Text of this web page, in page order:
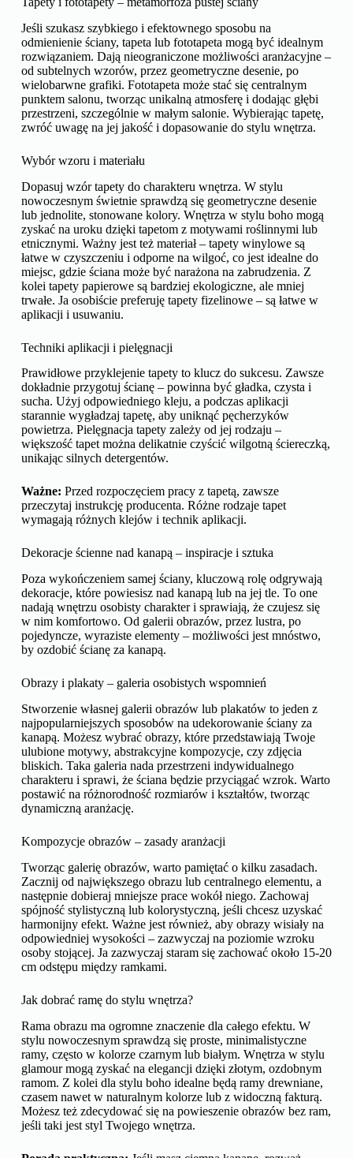
Jeśli szukasz szybkiego i efektownego sposobu na
odmienienie ściany, tapeta lub fototapeta mogą być idealnym
rozwiązaniem. Dają nieograniczone możliwości aranżacyjne –
od subtelnych wzorów, przez geometryczne desenie, po
wielobarwne grafiki. Fototapeta może stać się centralnym
punktem salonu, tworząc unikalną atmosferę i dodając głębi
przestrzeni, szczególnie w małym salonie. Wybierając tapetę,
zwróć uwagę na jej jakość i dopasowanie do stylu wnętrza.
Wybór wzoru i materiału
Dopasuj wzór tapety do charakteru wnętrza. W stylu
nowoczesnym świetnie sprawdzą się geometryczne desenie
lub jednolite, stonowane kolory. Wnętrza w stylu boho mogą
zyskać na uroku dzięki tapetom z motywami roślinnymi lub
etnicznymi. Ważny jest też materiał – tapety winylowe są
łatwe w czyszczeniu i odporne na wilgoć, co jest idealne do
miejsc, gdzie ściana może być narażona na zabrudzenia. Z
kolei tapety papierowe są bardziej ekologiczne, ale mniej
trwałe. Ja osobiście preferuję tapety fizelinowe – są łatwe w
aplikacji i usuwaniu.
Techniki aplikacji i pielęgnacji
Prawidłowe przyklejenie tapety to klucz do sukcesu. Zawsze
dokładnie przygotuj ścianę – powinna być gładka, czysta i
sucha. Użyj odpowiedniego kleju, a podczas aplikacji
starannie wygładzaj tapetę, aby uniknąć pęcherzyków
powietrza. Pielęgnacja tapety zależy od jej rodzaju –
większość tapet można delikatnie czyścić wilgotną ściereczką,
unikając silnych detergentów.
Ważne: Przed rozpoczęciem pracy z tapetą, zawsze
przeczytaj instrukcję producenta. Różne rodzaje tapet
wymagają różnych klejów i technik aplikacji.
Dekoracje ścienne nad kanapą – inspiracje i sztuka
Poza wykończeniem samej ściany, kluczową rolę odgrywają
dekoracje, które powiesisz nad kanapą lub na jej tle. To one
nadają wnętrzu osobisty charakter i sprawiają, że czujesz się
w nim komfortowo. Od galerii obrazów, przez lustra, po
pojedyncze, wyraziste elementy – możliwości jest mnóstwo,
by ozdobić ścianę za kanapą.
Obrazy i plakaty – galeria osobistych wspomnień
Stworzenie własnej galerii obrazów lub plakatów to jeden z
najpopularniejszych sposobów na udekorowanie ściany za
kanapą. Możesz wybrać obrazy, które przedstawiają Twoje
ulubione motywy, abstrakcyjne kompozycje, czy zdjęcia
bliskich. Taka galeria nada przestrzeni indywidualnego
charakteru i sprawi, że ściana będzie przyciągać wzrok. Warto
postawić na różnorodność rozmiarów i kształtów, tworząc
dynamiczną aranżację.
Kompozycje obrazów – zasady aranżacji
Tworząc galerię obrazów, warto pamiętać o kilku zasadach.
Zacznij od największego obrazu lub centralnego elementu, a
następnie dobieraj mniejsze prace wokół niego. Zachowaj
spójność stylistyczną lub kolorystyczną, jeśli chcesz uzyskać
harmonijny efekt. Ważne jest również, aby obrazy wisiały na
odpowiedniej wysokości – zazwyczaj na poziomie wzroku
osoby stojącej. Ja zazwyczaj staram się zachować około 15-20
cm odstępu między ramkami.
Jak dobrać ramę do stylu wnętrza?
Rama obrazu ma ogromne znaczenie dla całego efektu. W
stylu nowoczesnym sprawdzą się proste, minimalistyczne
ramy, często w kolorze czarnym lub białym. Wnętrza w stylu
glamour mogą zyskać na elegancji dzięki złotym, ozdobnym
ramom. Z kolei dla stylu boho idealne będą ramy drewniane,
czasem nawet w naturalnym kolorze lub z widoczną fakturą.
Możesz też zdecydować się na powieszenie obrazów bez ram,
jeśli taki jest styl Twojego wnętrza.